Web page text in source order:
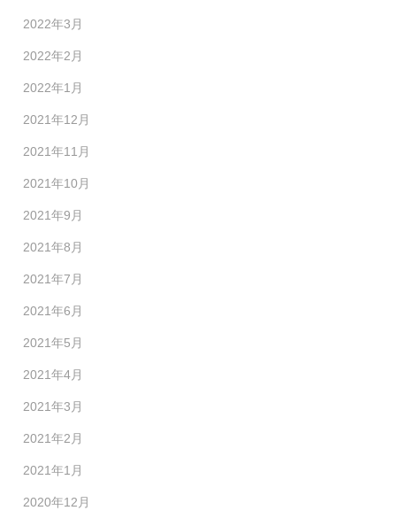
2022年3月
2022年2月
2022年1月
2021年12月
2021年11月
2021年10月
2021年9月
2021年8月
2021年7月
2021年6月
2021年5月
2021年4月
2021年3月
2021年2月
2021年1月
2020年12月